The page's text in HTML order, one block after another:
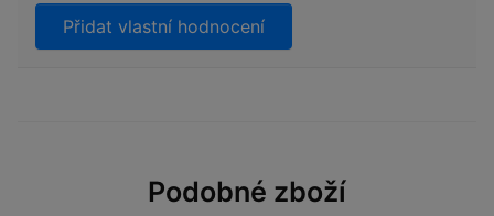
Přidat vlastní hodnocení
Podobné zboží